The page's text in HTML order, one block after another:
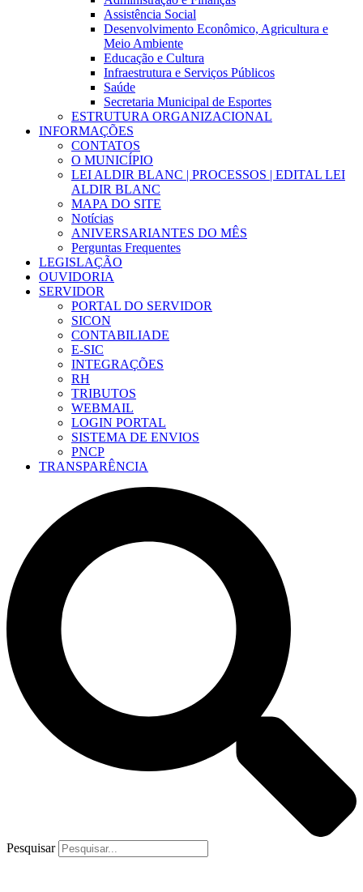
Assistência Social
Desenvolvimento Econômico, Agricultura e
Meio Ambiente
Educação e Cultura
Infraestrutura e Serviços Públicos
Saúde
Secretaria Municipal de Esportes
ESTRUTURA ORGANIZACIONAL
INFORMAÇÕES
CONTATOS
O MUNICÍPIO
LEI ALDIR BLANC | PROCESSOS | EDITAL LEI
ALDIR BLANC
MAPA DO SITE
Notícias
ANIVERSARIANTES DO MÊS
Perguntas Frequentes
LEGISLAÇÃO
OUVIDORIA
SERVIDOR
PORTAL DO SERVIDOR
SICON
CONTABILIADE
E-SIC
INTEGRAÇÕES
RH
TRIBUTOS
WEBMAIL
LOGIN PORTAL
SISTEMA DE ENVIOS
PNCP
TRANSPARÊNCIA
Pesquisar